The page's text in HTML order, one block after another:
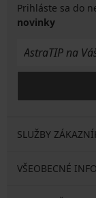
Prihláste sa do
novinky
SLUŽBY
VŠEOBECNÉ